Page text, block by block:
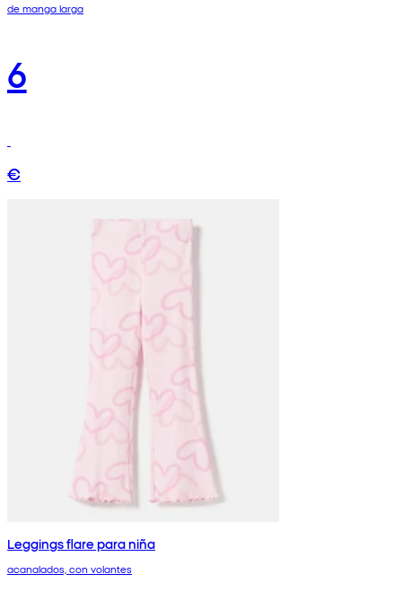
de manga larga
6
€
Leggings flare para niña
acanalados, con volantes